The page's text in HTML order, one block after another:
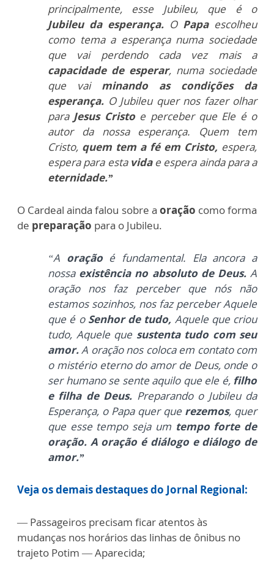
principalmente, esse Jubileu, que é o
Jubileu da esperança. O Papa escolheu
como tema a esperança numa sociedade
que vai perdendo cada vez mais a
capacidade de esperar, numa sociedade
que vai minando as condições da
esperança. O Jubileu quer nos fazer olhar
para Jesus Cristoe perceber que Ele é o
autor da nossa esperança. Quem tem
Cristo, quem tem a fé em Cristo, espera,
espera para esta vida e espera ainda para a
eternidade.”
O Cardeal ainda falou sobre a oração como forma
de preparação para o Jubileu.
“A oração é fundamental. Ela ancora a
nossa existência no absoluto de Deus.A
oração nos faz perceber que nós não
estamos sozinhos, nos faz perceber Aquele
que é o Senhor de tudo, Aquele que criou
tudo, Aquele que sustenta tudo com seu
amor.A oração nos coloca em contato com
o mistério eterno do amor de Deus, onde o
ser humano se sente aquilo que ele é, filho
e filha de Deus. Preparando o Jubileu da
Esperança, o Papa quer que rezemos, quer
que esse tempo seja um tempo forte de
oração. A oração é diálogo e diálogo de
amor.”
Veja os demais destaques do Jornal Regional:
— Passageiros precisam ficar atentos às
mudanças nos horários das linhas de ônibus no
trajeto Potim — Aparecida;